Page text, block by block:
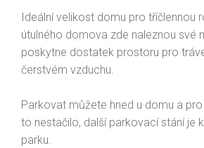
Ideální velikost domu pro tříčlennou
útulného domova zde naleznou své
poskytne dostatek prostoru pro
čerstvém vzduchu.
Parkovat můžete hned u domu a
to nestačilo, další parkovací stání je
parku.